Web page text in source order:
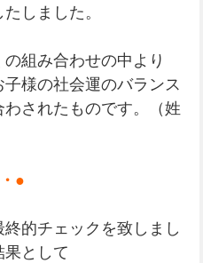
しました。
組み合わせの中より
様の社会運のバランス
されたものです。（姓
●
的チェックを致しまし
として